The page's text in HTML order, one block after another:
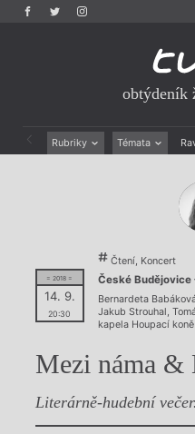
obtýdeník
Rubriky Témata
Rozhovory
Výroční ceny
= 2018 =
14. 9.
20:30
Čtení, Koncert
České Budějovice
Bernardeta
Jakub Strouhal ,
kapela Houpací koně
Mezi náma &
Literárně-hudební večer.